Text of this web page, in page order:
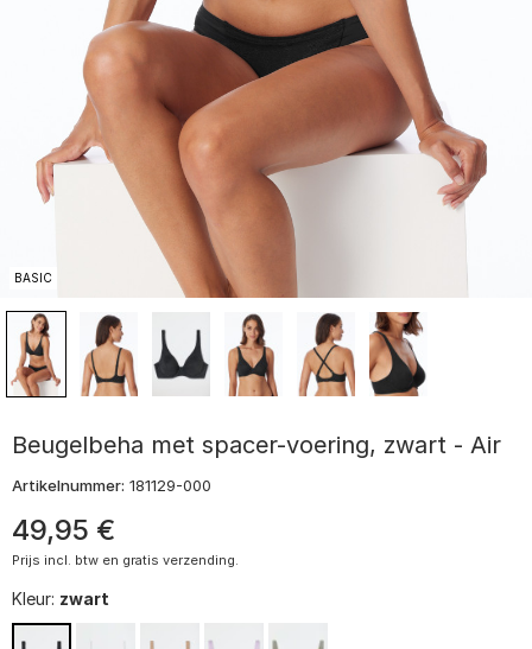
BASIC
Beugelbeha met spacer-voering, zwart - Air
Artikelnummer: 181129-000
49,95 €
Prijs incl. btw en gratis verzending.
Kleur: zwart